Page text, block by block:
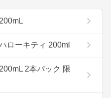
ローキティ 200ml
2本パック 限